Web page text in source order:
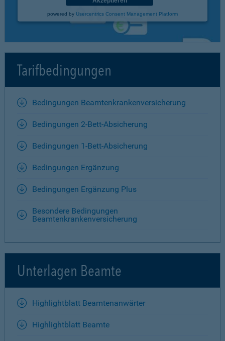
powered by Usercentrics Consent Management Platform
Tarifbedingungen
Bedingungen Beamtenkrankenversicherung
Bedingungen 2-Bett-Absicherung
Bedingungen 1-Bett-Absicherung
Bedingungen Ergänzung
Bedingungen Ergänzung Plus
Besondere Bedingungen
Beamtenkrankenversicherung
Unterlagen Beamte
Highlightblatt Beamtenanwärter
Highlightblatt Beamte